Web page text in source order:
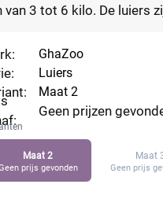
3 tot 6 kilo. De luiers
GhaZoo
Luiers
Maat 2
Geen prijzen
Maat 2
prijs gevonden
Maat
Geen prijs